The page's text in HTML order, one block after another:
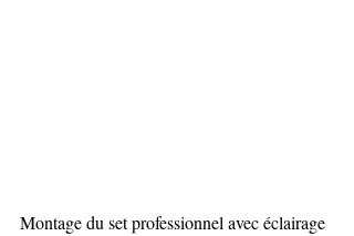
Montage du set professionnel avec éclairage